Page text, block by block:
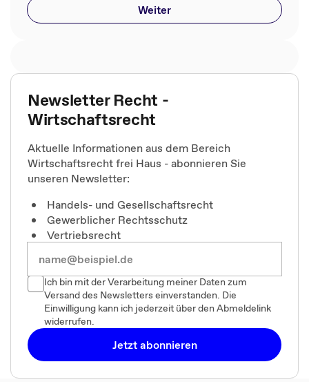
Weiter
Newsletter Recht -
Wirtschaftsrecht
Aktuelle Informationen aus dem Bereich
Wirtschaftsrecht frei Haus - abonnieren Sie
unseren Newsletter:
Handels- und Gesellschaftsrecht
Gewerblicher Rechtsschutz
Vertriebsrecht
Ich bin mit der Verarbeitung meiner Daten zum
Versand des Newsletters einverstanden. Die
Einwilligung kann ich jederzeit über den Abmeldelink
widerrufen.
Jetzt abonnieren